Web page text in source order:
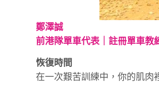
鄭澤誠
前港隊單車代表｜註冊單車教
恢復時間
在一次艱苦訓練中，你的肌肉